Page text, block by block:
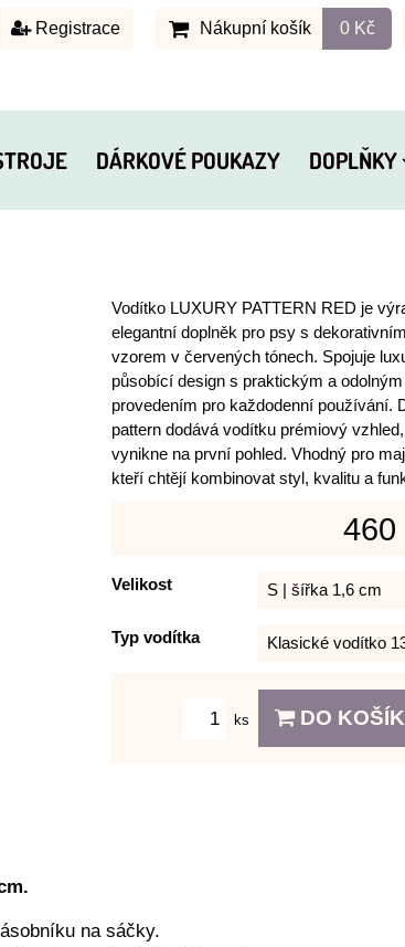
Registrace Nákupní košík 0 Kč
DÁRKOVÉ POUKAZY DOPLŇKY
Vodítko LUXURY PATTERN RED je
elegantní doplněk pro psy s dekorativním
vzorem v červených tónech. Spojuje
působící design s praktickým a odolným
provedením pro každodenní používání.
pattern dodává vodítku prémiový
vynikne na první pohled. Vhodný pro
kteří chtějí kombinovat styl, kvalitu a
460
Velikost S | šířka 1,6 cm
Typ vodítka
ks DO
na sáčky.